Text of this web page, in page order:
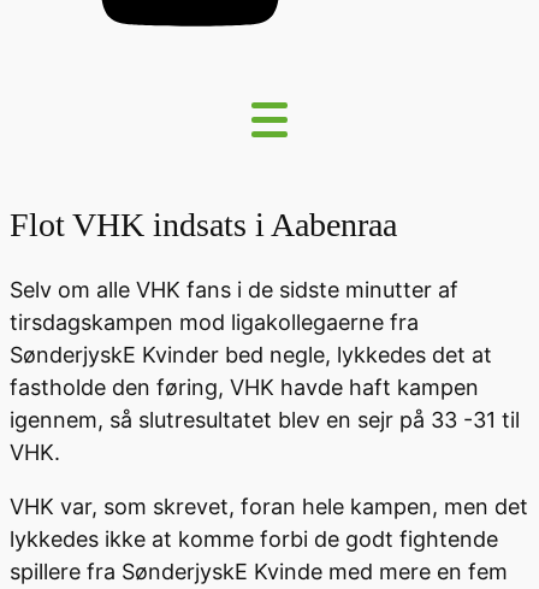
Flot VHK indsats i Aabenraa
Selv om alle VHK fans i de sidste minutter af
tirsdagskampen mod ligakollegaerne fra
SønderjyskE Kvinder bed negle, lykkedes det at
fastholde den føring, VHK havde haft kampen
igennem, så slutresultatet blev en sejr på 33 -31 til
VHK.
VHK var, som skrevet, foran hele kampen, men det
lykkedes ikke at komme forbi de godt fightende
spillere fra SønderjyskE Kvinde med mere en fem